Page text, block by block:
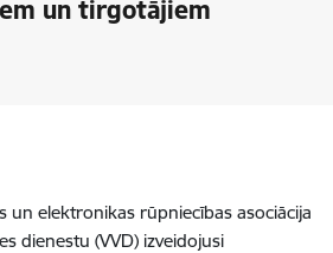
un tirgotājiem
un elektronikas rūpniecības asociācija
dienestu (VVD) izveidojusi